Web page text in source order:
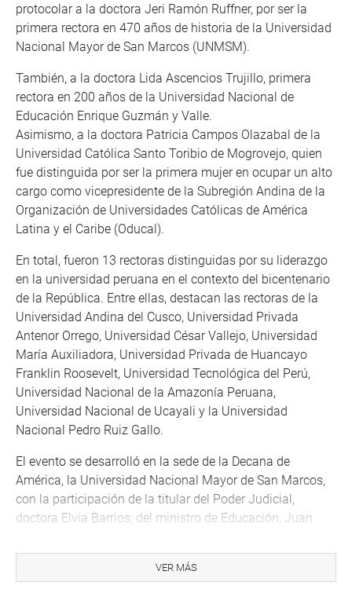
protocolar a la doctora Jeri Ramón Ruffner, por ser la
primera rectora en 470 años de historia de la Universidad
Nacional Mayor de San Marcos (UNMSM).
También, a la doctora Lida Ascencios Trujillo, primera
rectora en 200 años de la Universidad Nacional de
Educación Enrique Guzmán y Valle.
Asimismo, a la doctora Patricia Campos Olazabal de la
Universidad Católica Santo Toribio de Mogrovejo, quien
fue distinguida por ser la primera mujer en ocupar un alto
cargo como vicepresidente de la Subregión Andina de la
Organización de Universidades Católicas de América
Latina y el Caribe (Oducal).
En total, fueron 13 rectoras distinguidas por su liderazgo
en la universidad peruana en el contexto del bicentenario
de la República. Entre ellas, destacan las rectoras de la
Universidad Andina del Cusco, Universidad Privada
Antenor Orrego, Universidad César Vallejo, Universidad
María Auxiliadora, Universidad Privada de Huancayo
Franklin Roosevelt, Universidad Tecnológica del Perú,
Universidad Nacional de la Amazonía Peruana,
Universidad Nacional de Ucayali y la Universidad
Nacional Pedro Ruiz Gallo.
El evento se desarrolló en la sede de la Decana de
América, la Universidad Nacional Mayor de San Marcos,
con la participación de la titular del Poder Judicial,
doctora Elvia Barrios; del ministro de Educación, Juan
del Perú, doctor Iván Rodríguez; de los congresistas de la
República y de las máximas autoridades universitarias
VER MÁS